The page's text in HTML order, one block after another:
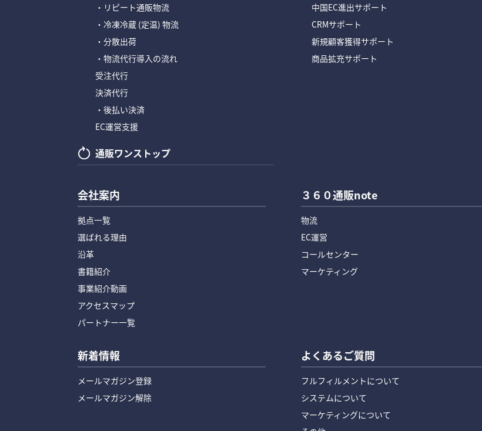
・リピート通販物流
・冷凍冷蔵 (定温) 物流
・分散出荷
・物流代行導入の流れ
受注代行
決済代行
・後払い決済
EC運営支援
中国EC進出サポート
CRMサポート
新規顧客獲得サポート
商品拡充サポート
通販ワンストップ
会社案内
拠点一覧
選ばれる理由
沿革
書籍紹介
事業紹介動画
アクセスマップ
パートナー一覧
３６０通販note
物流
EC運営
コールセンター
マーケティング
新着情報
メールマガジン登録
メールマガジン解除
よくあるご質問
フルフィルメントについて
システムについて
マーケティングについて